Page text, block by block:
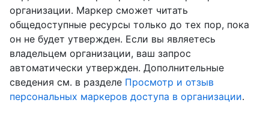
организации. Маркер сможет читать
общедоступные ресурсы только до тех пор, пока
он не будет утвержден. Если вы являетесь
владельцем организации, ваш запрос
автоматически утвержден. Дополнительные
сведения см. в разделе Просмотр и отзыв
персональных маркеров доступа в организации.